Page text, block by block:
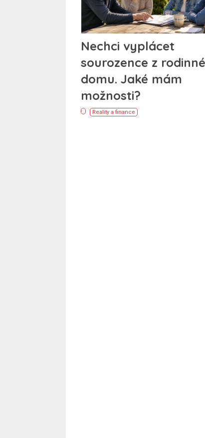
Nechci vyplácet
sourozence z
domu. Jaké mám
možnosti?
Reality a finance